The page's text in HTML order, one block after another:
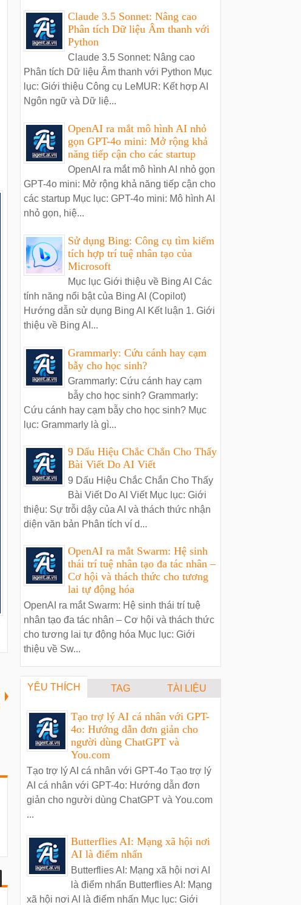
Claude 3.5 Sonnet: Nâng cao
Phân tích Dữ liệu Âm thanh với
Python
Claude 3.5 Sonnet: Nâng cao
Phân tích Dữ liệu Âm thanh với Python Mục
lục: Giới thiệu Công cụ LeMUR: Kết hợp AI
Ngôn ngữ và Dữ liệ...
OpenAI ra mắt mô hình AI nhỏ
gọn GPT-4o mini: Mở rộng khả
năng tiếp cận cho các startup
OpenAI ra mắt mô hình AI nhỏ gọn
GPT-4o mini: Mở rộng khả năng tiếp cận cho
các startup Mục lục: GPT-4o mini: Mô hình AI
nhỏ gọn, hiệ...
Sử dụng Bing: Công cụ tìm kiếm
tích hợp trí tuệ nhân tạo của
Microsoft
Mục lục Giới thiệu về Bing AI Các
tính năng nổi bật của Bing AI (Copilot)
Hướng dẫn sử dụng Bing AI Kết luận 1. Giới
thiệu về Bing AI...
Grammarly: Cứu cánh hay cạm
bẫy cho học sinh?
Grammarly: Cứu cánh hay cạm
bẫy cho học sinh? Grammarly:
Cứu cánh hay cạm bẫy cho học sinh? Mục
lục: Grammarly là gì...
9 Dấu Hiệu Chắc Chắn Cho Thấy
Bài Viết Do AI Viết
9 Dấu Hiệu Chắc Chắn Cho Thấy
Bài Viết Do AI Viết Mục lục: Giới
thiệu: Sự trỗi dậy của AI và thách thức nhận
diện văn bản Phân tích ví d...
OpenAI ra mắt Swarm: Hệ sinh
thái trí tuệ nhân tạo đa tác nhân –
Cơ hội và thách thức cho tương
lai tự động hóa
OpenAI ra mắt Swarm: Hệ sinh thái trí tuệ
nhân tạo đa tác nhân – Cơ hội và thách thức
cho tương lai tự động hóa Mục lục: Giới
thiệu về Sw...
YÊU THÍCH TAG TÀI LIỆU
Tạo trợ lý AI cá nhân với GPT-
4o: Hướng dẫn đơn giản cho
người dùng ChatGPT và
You.com
Tạo trợ lý AI cá nhân với GPT-4o Tạo trợ lý
AI cá nhân với GPT-4o: Hướng dẫn đơn
giản cho người dùng ChatGPT và You.com
...
Butterflies AI: Mạng xã hội nơi
AI là điểm nhấn
Butterflies AI: Mạng xã hội nơi AI
là điểm nhấn Butterflies AI: Mạng
xã hội nơi AI là điểm nhấn Mục lục: Giới